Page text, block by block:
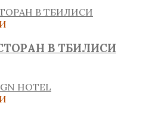
В ТБИЛИСИ